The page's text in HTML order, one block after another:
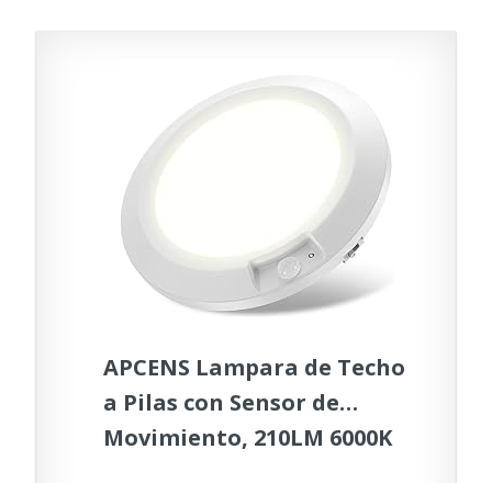
APCENS Lampara de Techo
a Pilas con Sensor de
Movimiento, 210LM 6000K